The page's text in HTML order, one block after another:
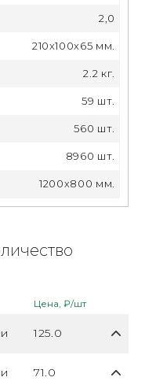
2,0
210x100x65 мм.
2.2 кг.
59 шт.
560 шт.
8960 шт.
1200х800 мм.
Цена, ₽/шт
125.0
71.0